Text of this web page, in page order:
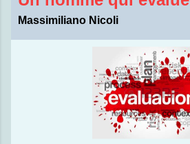
Massimiliano Nicoli